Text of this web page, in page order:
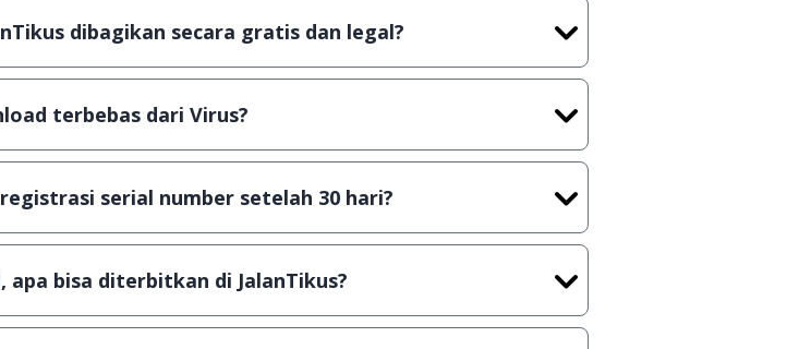
dibagikan secara gratis dan legal?
(Freeware) dan legal, dalam artian tidak (bajakan) hasil crack,
terbebas dari Virus?
(Kaspersky, AVG & Avast) sebelum menerbitkan suatu
serial number setelah 30 hari?
& games yang dibagikan secara Shareware, dalam arti hanya
apa bisa diterbitkan di JalanTikus?
dengan menyertakan Nama Aplikasi/Games, Deskripsi serta